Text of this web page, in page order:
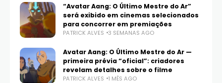
“Avatar Aang: O Último Mestre do Ar”
será exibido em cinemas selecionados
para concorrer em premiações
PATRICK ALVES 3 SEMANAS AGO
Avatar Aang: O Último Mestre do Ar —
primeira prévia “oficial”: criadores
revelam detalhes sobre o filme
PATRICK ALVES 1 MÊS AGO